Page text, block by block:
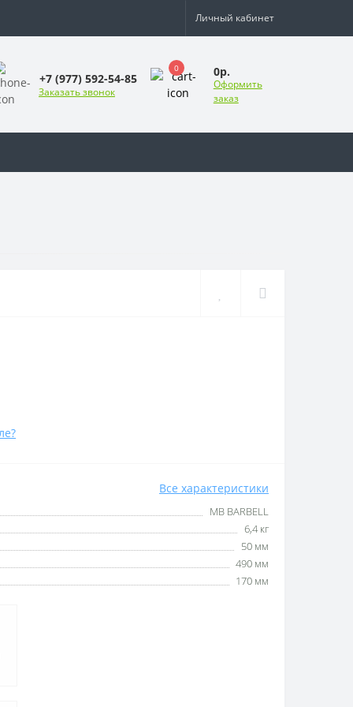
Личный кабинет
+7 (977) 592-54-85
Заказать звонок
0 0р.
Оформить
заказ
Все характеристики
MB BARBELL
6,4 кг
50 мм
490 мм
170 мм